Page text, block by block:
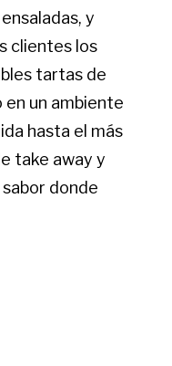
y
clientes los
tartas de
en un ambiente
hasta el más
take away y
donde